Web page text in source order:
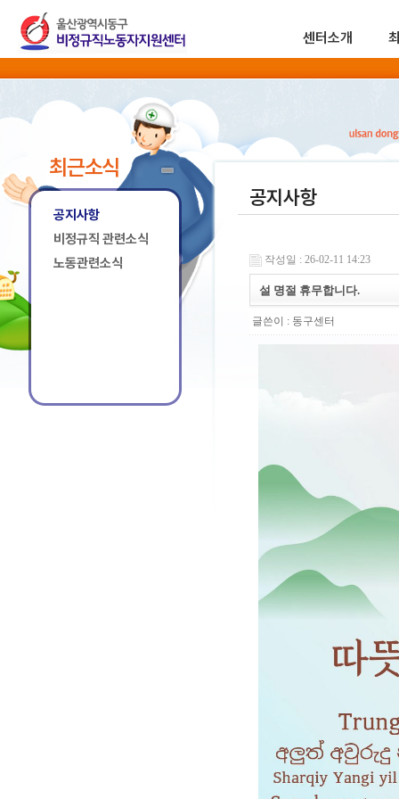
센터소개
최근소식
공지사항
비정규직 관련소식
노동관련소식
공지사항
작성일 : 26-02-11 14:23
설 명절 휴무합니다.
글쓴이 : 동구센터